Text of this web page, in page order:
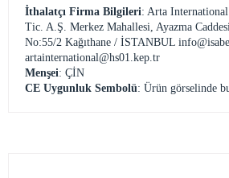
İthalatçı Firma Bilgileri: Arta International
Tic. A.Ş. Merkez Mahallesi, Ayazma
No:55/2 Kağıthane / İSTANBUL
artainternational@hs01.kep.tr
Menşei: ÇİN
CE Uygunluk Sembolü: Ürün görselinde